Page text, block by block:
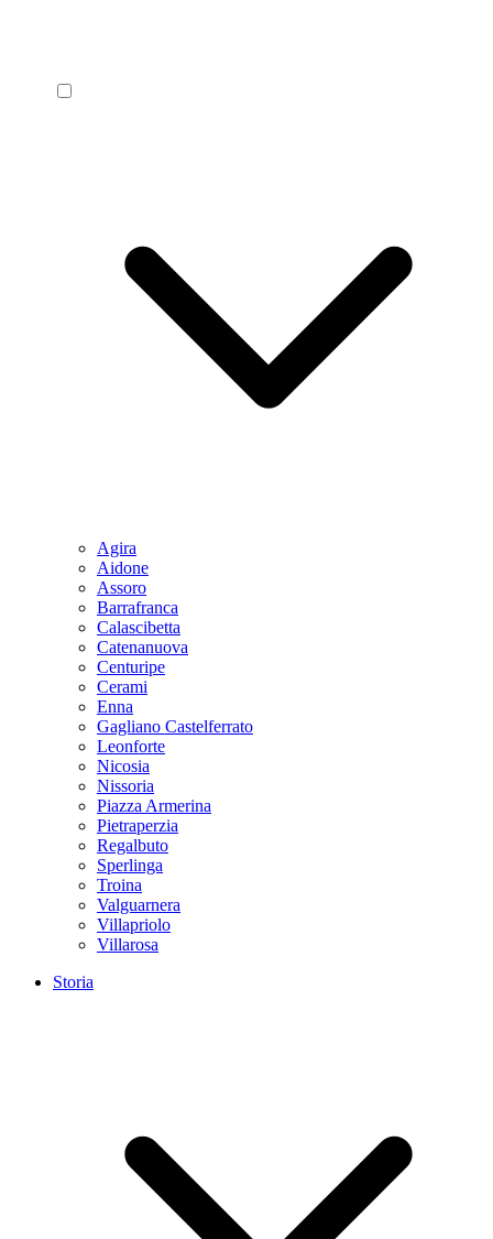
Agira
Aidone
Assoro
Barrafranca
Calascibetta
Catenanuova
Centuripe
Cerami
Enna
Gagliano Castelferrato
Leonforte
Nicosia
Nissoria
Piazza Armerina
Pietraperzia
Regalbuto
Sperlinga
Troina
Valguarnera
Villapriolo
Villarosa
Storia